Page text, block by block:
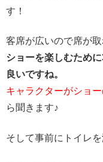
す！
客席が広いので席が
ショーを楽しむため
良いですね。
キャラクターがショ
ら聞きます♪
そして事前にトイレ